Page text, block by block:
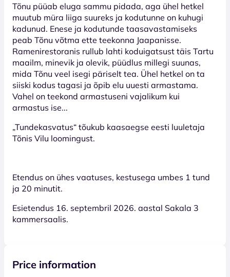
Tõnu püüab eluga sammu pidada, aga ühel hetkel
muutub müra liiga suureks ja kodutunne on kuhugi
kadunud. Enese ja kodutunde taasavastamiseks
peab Tõnu võtma ette teekonna Jaapanisse.
Ramenirestoranis rullub lahti koduigatsust täis Tartu
maailm, minevik ja olevik, püüdlus millegi suunas,
mida Tõnu veel isegi päriselt tea. Ühel hetkel on ta
siiski kodus tagasi ja õpib elu uuesti armastama.
Vahel on teekond armastuseni vajalikum kui
armastus ise...
„Tundekasvatus“ tõukub kaasaegse eesti luuletaja
Tõnis Vilu loomingust.
Etendus on ühes vaatuses, kestusega umbes 1 tund
ja 20 minutit.
Esietendus 16. septembril 2026. aastal Sakala 3
kammersaalis.
Price information